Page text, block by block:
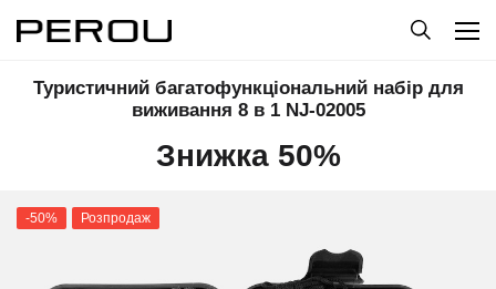
Туристичний багатофункціональний набір для
виживання 8 в 1 NJ-02005
Знижка 50%
-50% Розпродаж